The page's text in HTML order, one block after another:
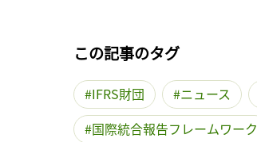
この記事のタグ
IFRS財団 ニュース
国際統合報告フレームワーク